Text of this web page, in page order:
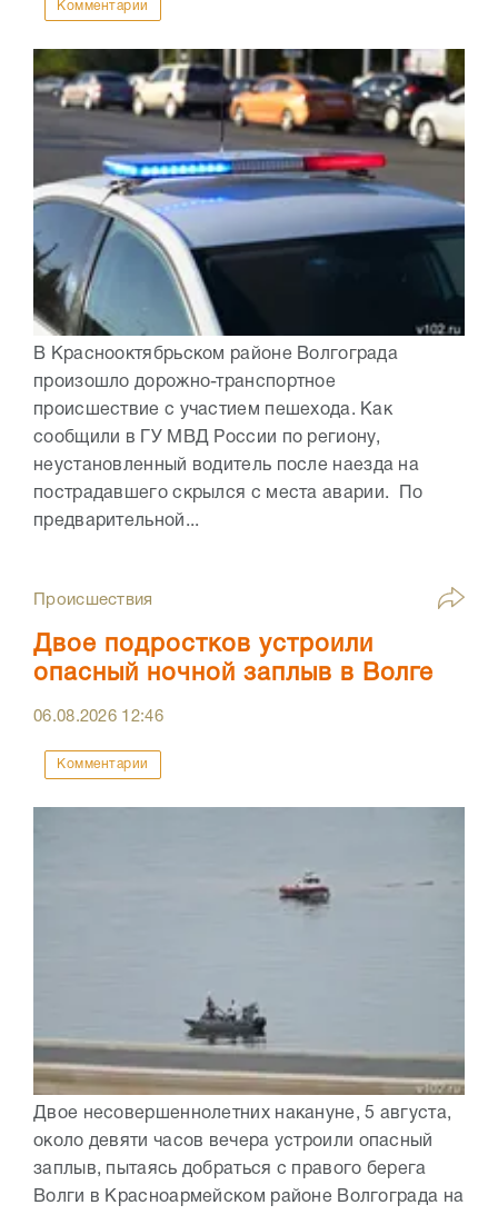
Комментарии
В Краснооктябрьском районе Волгограда
произошло дорожно-транспортное
происшествие с участием пешехода. Как
сообщили в ГУ МВД России по региону,
неустановленный водитель после наезда на
пострадавшего скрылся с места аварии. По
предварительной...
Происшествия
Двое подростков устроили
опасный ночной заплыв в Волге
06.08.2026 12:46
Комментарии
Двое несовершеннолетних накануне, 5 августа,
около девяти часов вечера устроили опасный
заплыв, пытаясь добраться с правого берега
Волги в Красноармейском районе Волгограда на